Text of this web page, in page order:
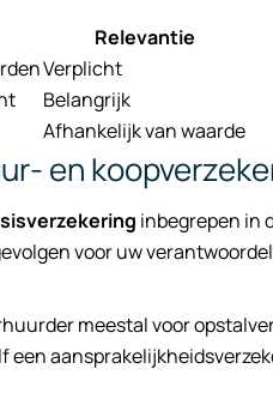
Relevantie
Verplicht
Belangrijk
Afhankelijk van waarde
en
inbegrepen in
voor uw
meestal voor
een